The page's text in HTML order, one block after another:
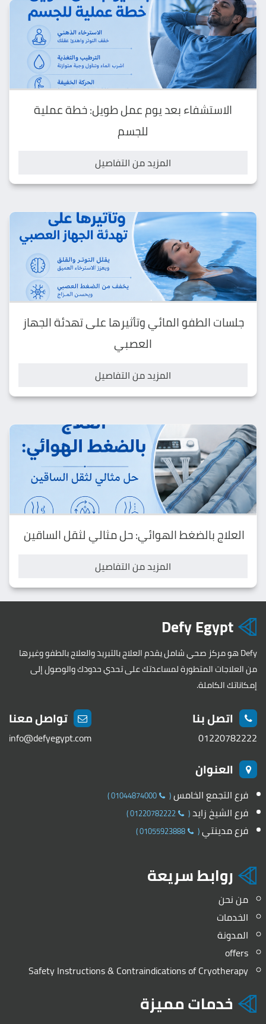
الاستشفاء بعد يوم عمل طويل: خطة عملية
للجسم
المزيد من التفاصيل
جلسات الطفو المائي وتأثيرها على تهدئة الجهاز
العصبي
المزيد من التفاصيل
العلاج بالضغط الهوائي: حل مثالي لثقل الساقين
المزيد من التفاصيل
Defy Egypt
Defy هو مركز صحي شامل يقدم العلاج بالتبريد والعلاج بالطفو وغيرها
من العلاجات المتطورة لمساعدتك على تحدي حدودك والوصول إلى
إمكاناتك الكاملة.
اتصل بنا
01220782222
تواصل معنا
info@defyegypt.com
العنوان
فرع التجمع الخامس(
01044874000
)
فرع الشيخ زايد(
01220782222
)
فرع مدينتي(
01055923888
)
روابط سريعة
من نحن
الخدمات
المدونة
offers
Safety Instructions & Contraindications of Cryotherapy
خدمات مميزة